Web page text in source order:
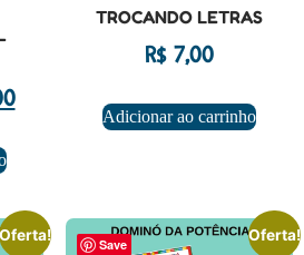
TROCANDO LETRAS
R$7,00
Adicionar ao carrinho
Oferta!
Save
Oferta!